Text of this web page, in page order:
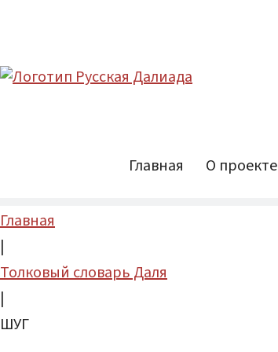
Главная О проекте
Главная
|
Толковый словарь Даля
|
ШУГ